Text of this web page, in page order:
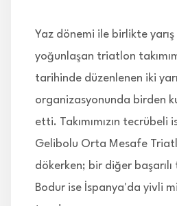
Yaz dönemi ile birlikte
yoğunlaşan triatlon
tarihinde düzenlenen iki
organizasyonunda birden
etti. Takımımızın tecrübeli
Gelibolu Orta Mesafe
dökerken; bir diğer
Bodur ise İspanya'da yivli